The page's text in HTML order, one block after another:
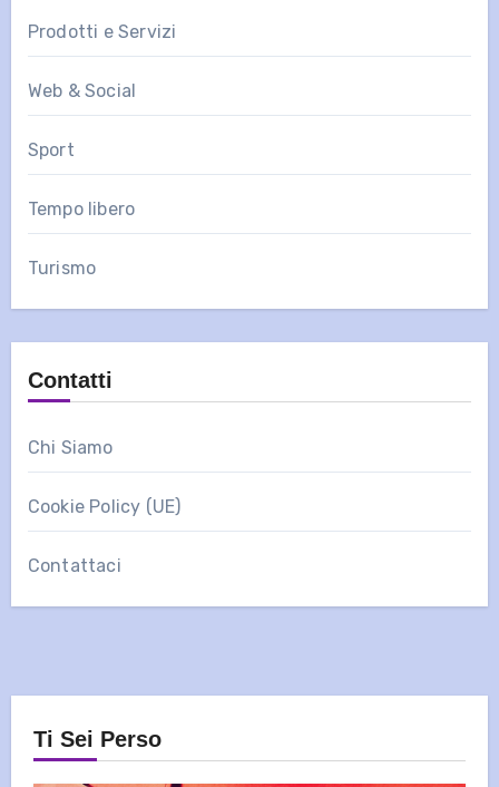
Prodotti e Servizi
Web & Social
Sport
Tempo libero
Turismo
Contatti
Chi Siamo
Cookie Policy (UE)
Contattaci
Ti Sei Perso